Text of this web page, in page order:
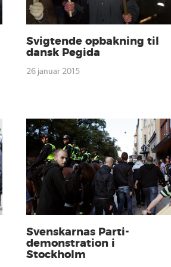
Svigtende opbakning til
dansk Pegida
26 januar 2015
Svenskarnas Parti-
demonstration i
Stockholm